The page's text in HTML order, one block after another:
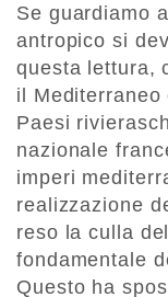
Se guardiamo
antropico si
questa lettura,
il Mediterraneo
Paesi
nazionale
imperi
realizzazione
reso la culla
fondamentale
Questo ha